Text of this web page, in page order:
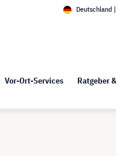
Kunst bei visunext
Deutschland
Vor-Ort-Services Ratgeber